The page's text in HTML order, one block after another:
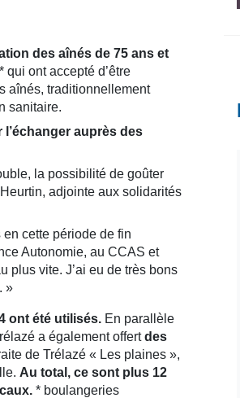
des aînés de 75 ans et
ont accepté d’être
aînés, traditionnellement
sanitaire.
auprès des
la possibilité de goûter
adjointe aux solidarités
cette période de fin
Autonomie, au CCAS et
plus vite. J’ai eu de très bons
»
ont été utilisés. En parallèle
a également offertdes
de Trélazé « Les plaines »,
Au total, ce sont plus 12
* boulangeries